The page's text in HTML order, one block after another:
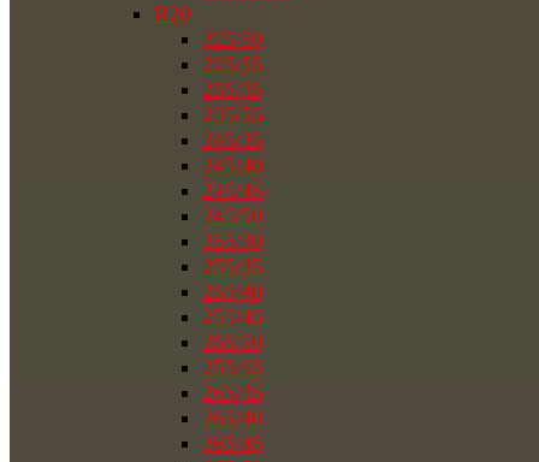
R20
225/50
225/55
235/35
235/55
245/35
245/40
245/45
245/50
255/30
255/35
255/40
255/45
255/50
255/55
265/35
265/40
265/45